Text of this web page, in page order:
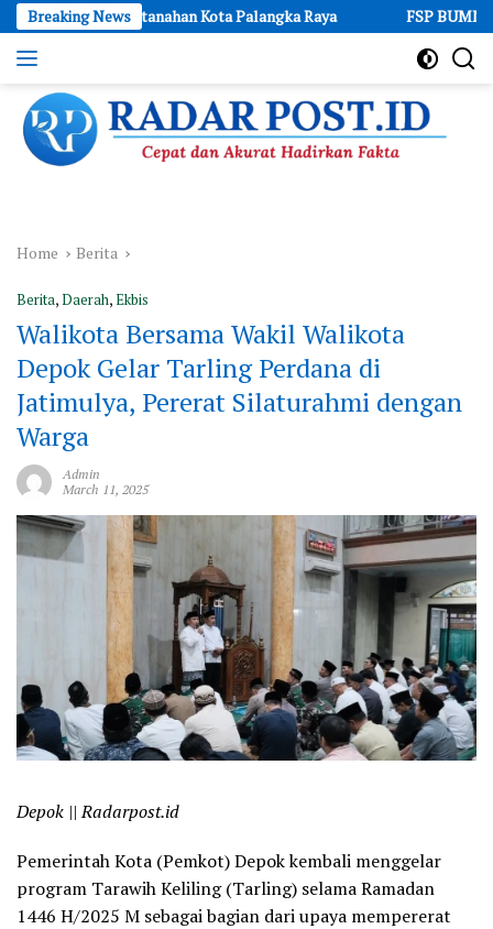
Skip
to
content
Breaking News
Pertanahan Kota Palangka Raya FSP BUMN Bersatu Soroti
dan
Akurat
Hadirkan
Fakta
Home Berita
Berita,Daerah,Ekbis
Walikota Bersama Wakil Walikota
Depok Gelar Tarling Perdana di
Jatimulya, Pererat Silaturahmi dengan
Warga
Admin
March 11, 2025
Depok || Radarpost.id
Pemerintah Kota (Pemkot) Depok kembali menggelar
program Tarawih Keliling (Tarling) selama Ramadan
1446 H/2025 M sebagai bagian dari upaya mempererat